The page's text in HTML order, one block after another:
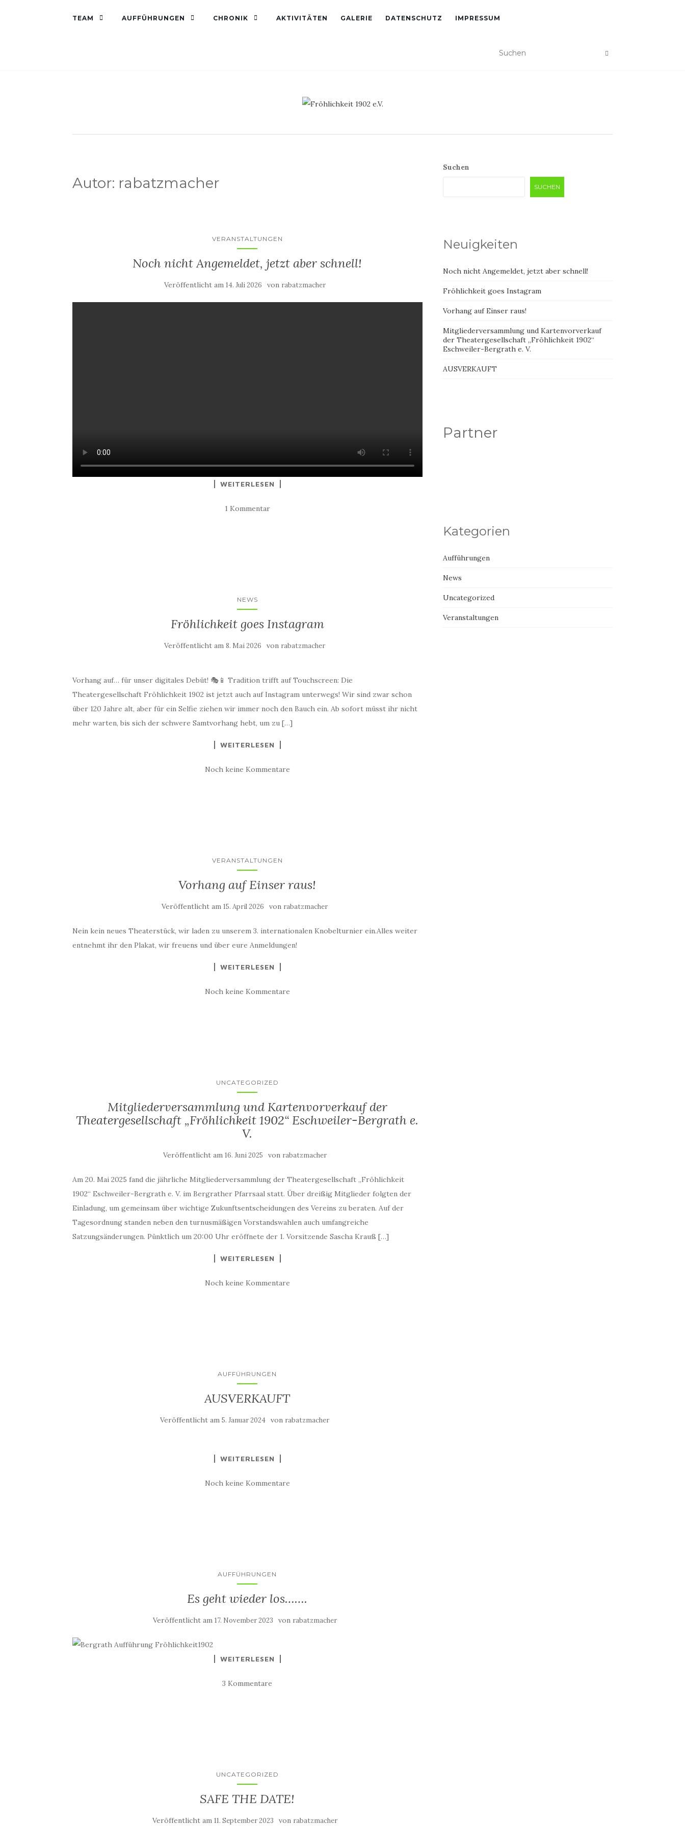
TEAM AUFFÜHRUNGEN CHRONIK AKTIVITÄTEN GALERIE DATENSCHUTZ IMPRESSUM
Autor: rabatzmacher
VERANSTALTUNGEN
Noch nicht Angemeldet, jetzt aber schnell!
Veröffentlicht am 14. Juli 2026 von rabatzmacher
WEITERLESEN
1 Kommentar
NEWS
Fröhlichkeit goes Instagram
Veröffentlicht am8. Mai 2026 von rabatzmacher
Vorhang auf… für unser digitales Debüt! 🎭📱 Tradition trifft auf Touchscreen: Die
Theatergesellschaft Fröhlichkeit 1902 ist jetzt auch auf Instagram unterwegs! Wir sind zwar schon
über 120 Jahre alt, aber für ein Selfie ziehen wir immer noch den Bauch ein. Ab sofort müsst ihr nicht
mehr warten, bis sich der schwere Samtvorhang hebt, um zu […]
WEITERLESEN
Noch keine Kommentare
VERANSTALTUNGEN
Vorhang auf Einser raus!
Veröffentlicht am15. April 2026 von rabatzmacher
Nein kein neues Theaterstück, wir laden zu unserem 3. internationalen Knobelturnier ein.Alles weiter
entnehmt ihr den Plakat, wir freuens und über eure Anmeldungen!
WEITERLESEN
Noch keine Kommentare
UNCATEGORIZED
Mitgliederversammlung und Kartenvorverkauf der
Theatergesellschaft „Fröhlichkeit 1902“ Eschweiler-Bergrath e.
V.
Veröffentlicht am 16. Juni 2025 von rabatzmacher
Am 20. Mai 2025 fand die jährliche Mitgliederversammlung der Theatergesellschaft „Fröhlichkeit
1902“ Eschweiler-Bergrath e. V. im Bergrather Pfarrsaal statt. Über dreißig Mitglieder folgten der
Einladung, um gemeinsam über wichtige Zukunftsentscheidungen des Vereins zu beraten. Auf der
Tagesordnung standen neben den turnusmäßigen Vorstandswahlen auch umfangreiche
Satzungsänderungen. Pünktlich um 20:00 Uhr eröffnete der 1. Vorsitzende Sascha Krauß […]
WEITERLESEN
Noch keine Kommentare
AUFFÜHRUNGEN
AUSVERKAUFT
Veröffentlicht am5. Januar 2024 von rabatzmacher
WEITERLESEN
Noch keine Kommentare
AUFFÜHRUNGEN
Es geht wieder los…….
Veröffentlicht am 17. November 2023 von rabatzmacher
WEITERLESEN
3 Kommentare
UNCATEGORIZED
SAFE THE DATE!
Veröffentlicht am 11. September 2023 von rabatzmacher
Suchen
SUCHEN
Neuigkeiten
Noch nicht Angemeldet, jetzt aber schnell!
Fröhlichkeit goes Instagram
Vorhang auf Einser raus!
Mitgliederversammlung und Kartenvorverkauf
der Theatergesellschaft „Fröhlichkeit 1902“
Eschweiler-Bergrath e. V.
AUSVERKAUFT
Partner
Kategorien
Aufführungen
News
Uncategorized
Veranstaltungen